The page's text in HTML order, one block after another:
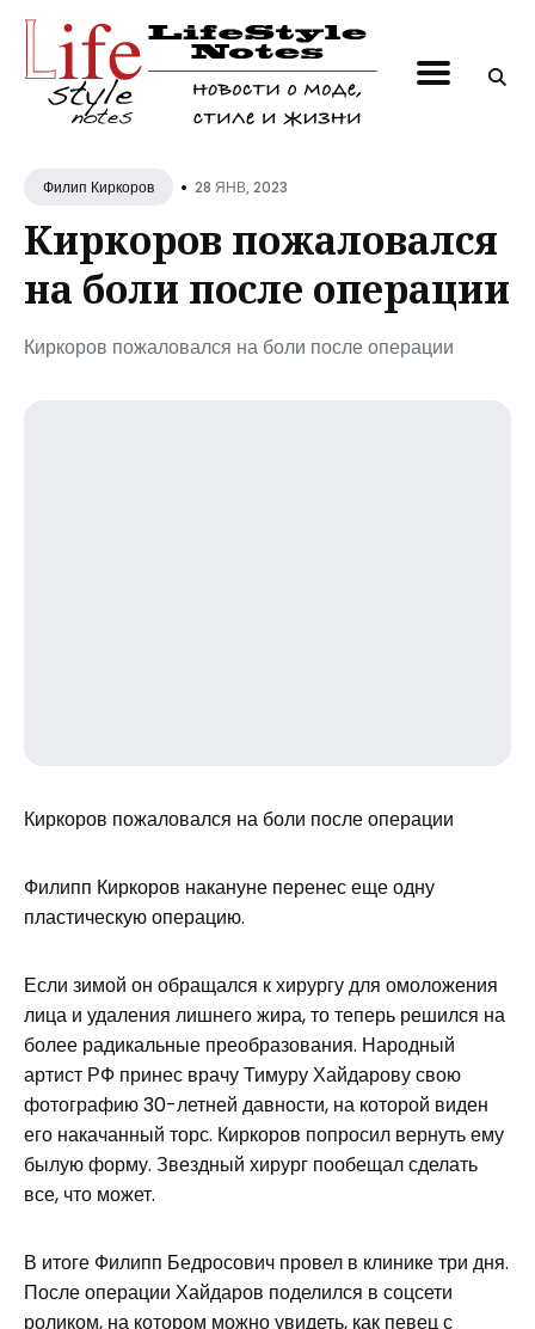
Поиск
Филип Киркоров • 28 ЯНВ, 2023
Киркоров пожаловался
на боли после операции
Киркоров пожаловался на боли после операции
Киркоров пожаловался на боли после операции
Филипп Киркоров накануне перенес еще одну
пластическую операцию.
Если зимой он обращался к хирургу для омоложения
лица и удаления лишнего жира, то теперь решился на
более радикальные преобразования. Народный
артист РФ принес врачу Тимуру Хайдарову свою
фотографию 30-летней давности, на которой виден
его накачанный торс. Киркоров попросил вернуть ему
былую форму. Звездный хирург пообещал сделать
все, что может.
В итоге Филипп Бедросович провел в клинике три дня.
После операции Хайдаров поделился в соцсети
роликом, на котором можно увидеть, как певец с